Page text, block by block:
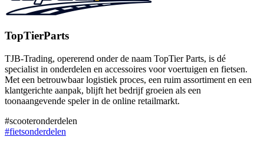
TopTierParts
TJB-Trading, opererend onder de naam TopTier Parts, is dé
specialist in onderdelen en accessoires voor voertuigen en fietsen.
Met een betrouwbaar logistiek proces, een ruim assortiment en een
klantgerichte aanpak, blijft het bedrijf groeien als een
toonaangevende speler in de online retailmarkt.
#scooteronderdelen
#fietsonderdelen